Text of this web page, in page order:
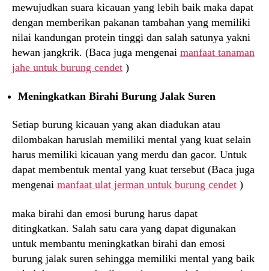
mewujudkan suara kicauan yang lebih baik maka dapat
dengan memberikan pakanan tambahan yang memiliki
nilai kandungan protein tinggi dan salah satunya yakni
hewan jangkrik. (Baca juga mengenai manfaat tanaman
jahe untuk burung cendet )
Meningkatkan Birahi Burung Jalak Suren
Setiap burung kicauan yang akan diadukan atau
dilombakan haruslah memiliki mental yang kuat selain
harus memiliki kicauan yang merdu dan gacor. Untuk
dapat membentuk mental yang kuat tersebut (Baca juga
mengenai manfaat ulat jerman untuk burung cendet )
maka birahi dan emosi burung harus dapat
ditingkatkan. Salah satu cara yang dapat digunakan
untuk membantu meningkatkan birahi dan emosi
burung jalak suren sehingga memiliki mental yang baik